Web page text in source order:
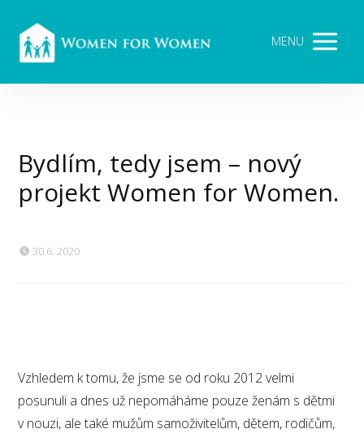
MENU
Bydlím, tedy jsem – nový
projekt Women for Women.
30.6. 2020
Vzhledem k tomu, že jsme se od roku 2012 velmi
posunuli a dnes už nepomáháme pouze ženám s dětmi
v nouzi, ale také mužům samoživitelům, dětem, rodičům,